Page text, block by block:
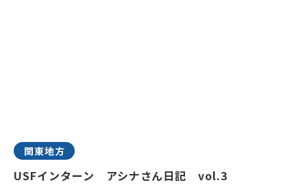
関東地方
USFインターン アシナさん日記 vol.3